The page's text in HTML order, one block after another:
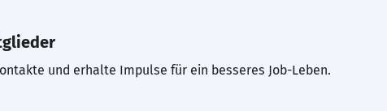
und erhalte Impulse für ein besseres Job-Leben.